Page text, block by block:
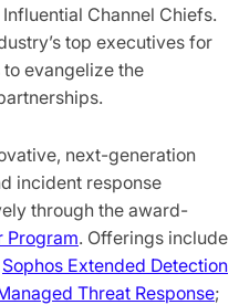
Channel Chiefs.
top executives for
evangelize the
next-generation
incident response
through the award-
Program. Offerings include
Sophos Extended Detection
Threat Response;